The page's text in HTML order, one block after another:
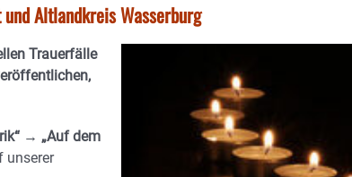
Altlandkreis Wasserburg
Trauerfälle
→ „Auf dem
unserer